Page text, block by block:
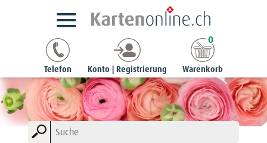
Telefon Konto | Registrierung Warenkorb
0